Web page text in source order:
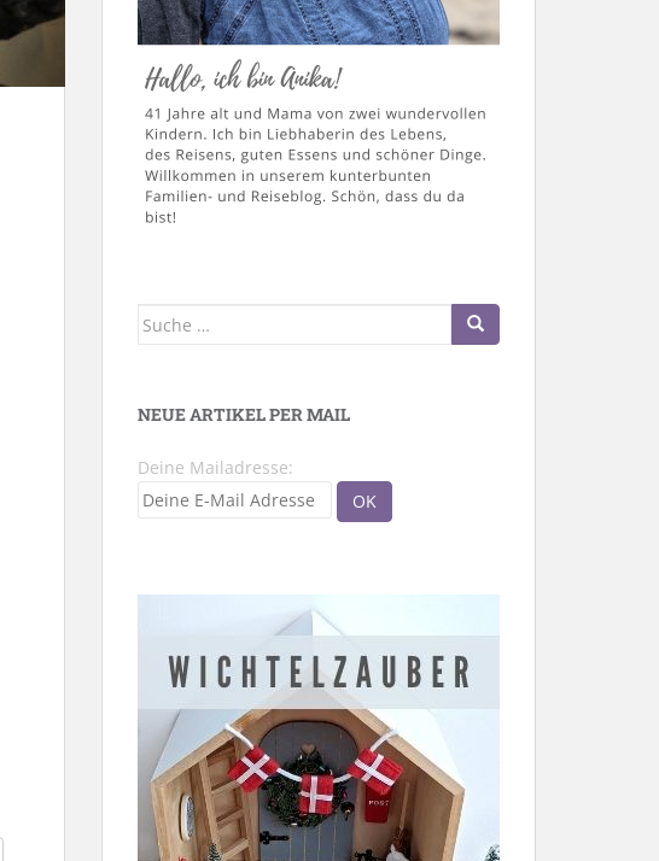
Suche
NEUE ARTIKEL PER MAIL
Deine Mailadresse: